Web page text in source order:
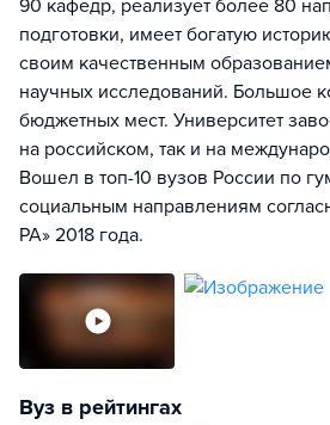
90 кафедр, реализует более 80
подготовки, имеет богатую
своим качественным
научных исследований. Большое
бюджетных мест. Университет
на российском, так и на
Вошел в топ-10 вузов России по
социальным направлениям
РА» 2018 года.
Вуз в рейтингах